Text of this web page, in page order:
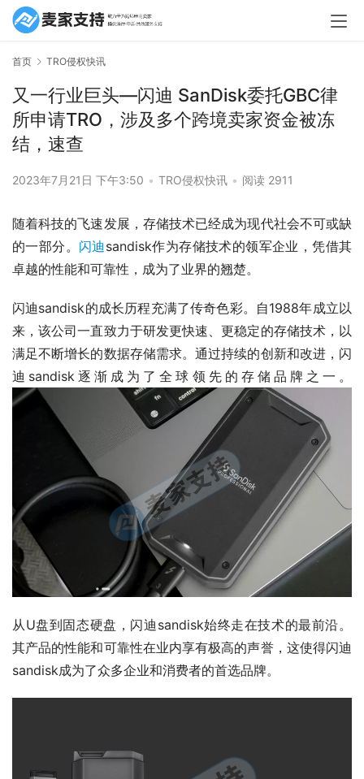
首页 TRO侵权快讯
又一行业巨头—闪迪 SanDisk委托GBC律
所申请TRO，涉及多个跨境卖家资金被冻
结，速查
2023年7月21日 下午3:50 • TRO侵权快讯 • 阅读 2911
随着科技的飞速发展，存储技术已经成为现代社会不可或缺
的一部分。 闪迪 sandisk作为存储技术的领军企业，凭借其
卓越的性能和可靠性，成为了业界的翘楚。
闪迪sandisk的成长历程充满了传奇色彩。自1988年成立以
来，该公司一直致力于研发更快速、更稳定的存储技术，以
满足不断增长的数据存储需求。通过持续的创新和改进，闪
迪sandisk逐渐成为了全球领先的存储品牌之一。
从U盘到固态硬盘，闪迪sandisk始终走在技术的最前沿。
其产品的性能和可靠性在业内享有极高的声誉，这使得闪迪
sandisk成为了众多企业和消费者的首选品牌。